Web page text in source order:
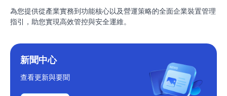
為您提供從產業實務到功能核心以及營運策略的全面企業裝置管理
指引，助您實現高效管控與安全運維。
新聞中心
查看更新與要聞